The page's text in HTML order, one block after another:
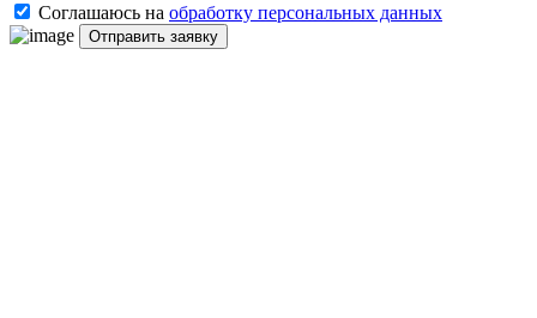
Соглашаюсь на обработку персональных данных
Отправить заявку